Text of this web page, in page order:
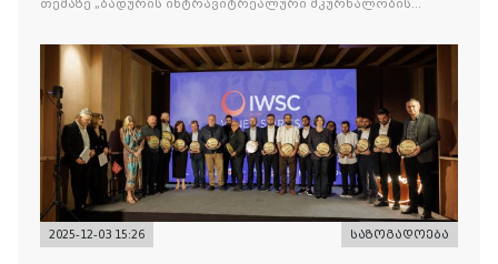
თემაზე „ბადურის ინტრავიტრეალური მკურნალობის
2025-12-03 15:26 საზოგადოება